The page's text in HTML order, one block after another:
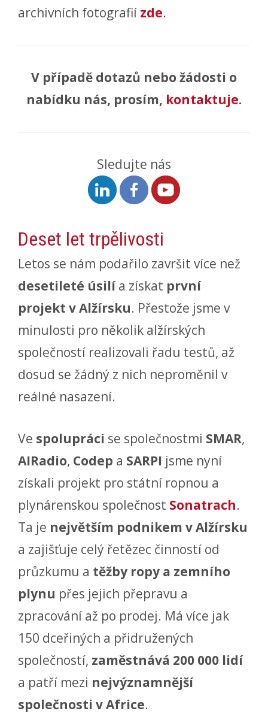
archivních fotografií zde.
V případě dotazů nebo žádosti o
nabídku nás, prosím, kontaktuje.
Sledujte nás
Deset let trpělivosti
Letos se nám podařilo završit více než
desetileté úsilía získat první
projekt v Alžírsku. Přestože jsme v
minulosti pro několik alžírských
společností realizovali řadu testů, až
dosud se žádný z nich neproměnil v
reálné nasazení.
Ve spolupráci se společnostmi SMAR,
AIRadio, Codep a SARPI jsme nyní
získali projekt pro státní ropnou a
plynárenskou společnost Sonatrach.
Ta je největším podnikem v Alžírsku
a zajišťuje celý řetězec činností od
průzkumu a těžby ropy a zemního
plynu přes jejich přepravu a
zpracování až po prodej. Má více jak
150 dceřiných a přidružených
společností, zaměstnává 200 000 lidí
a patří mezi nejvýznamnější
společnosti v Africe.